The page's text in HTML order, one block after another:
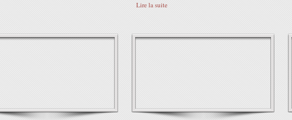
Lire la suite